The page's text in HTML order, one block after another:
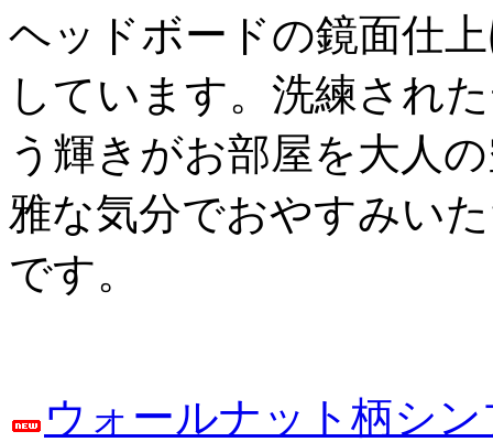
ヘッドボードの鏡面仕
しています。洗練され
う輝きがお部屋を大人
雅な気分でおやすみい
です。
ウォールナット柄シ